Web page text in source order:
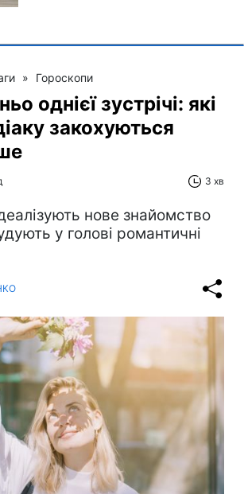
» Гороскопи
однієї зустрічі: які
закохуються
3 хв
нове знайомство
у голові романтичні